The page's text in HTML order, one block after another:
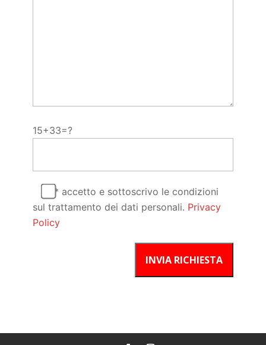
15+33=?
* accetto e sottoscrivo le condizioni
sul trattamento dei dati personali. Privacy
Policy